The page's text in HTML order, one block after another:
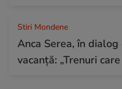
Stiri Mondene
Anca Serea, în
vacanță: „Trenuri